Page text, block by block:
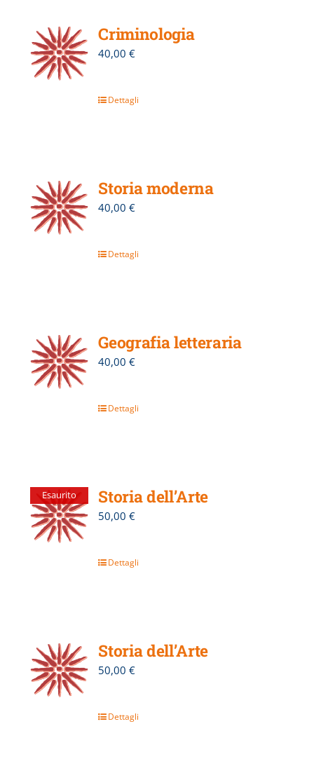
Criminologia
40,00€
Dettagli
Storia moderna
40,00€
Dettagli
Geografia letteraria
40,00€
Dettagli
Esaurito Storia dell’Arte
50,00€
Dettagli
Storia dell’Arte
50,00€
Dettagli